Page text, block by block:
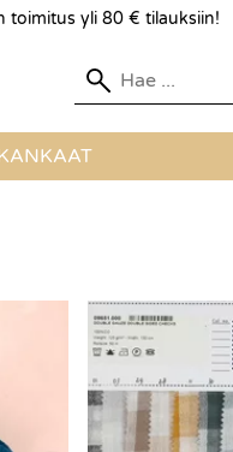
toimitus yli 80 € tilauksiin!